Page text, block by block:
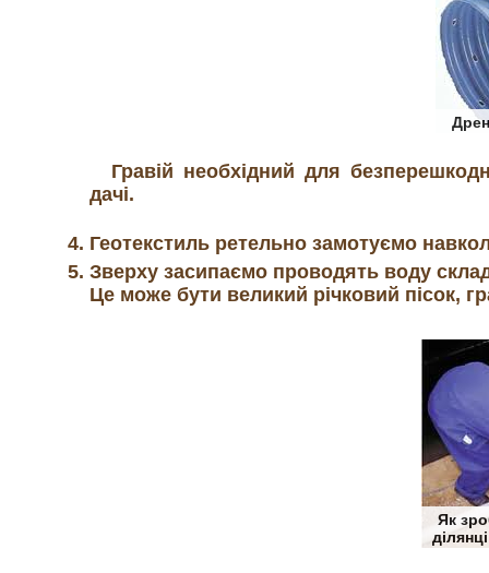
Гравій необхідний для
дачі.
Геотекстиль ретельно замотуємо
Зверху засипаємо проводять воду
Це може бути великий річковий пісок,
Як
ділянці